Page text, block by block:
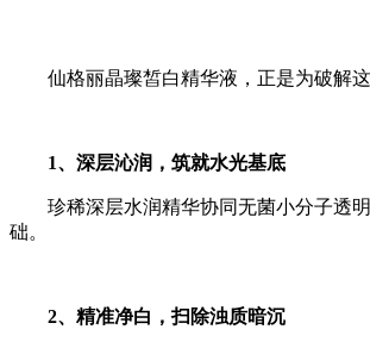
仙格丽晶璨皙白精华液，正是为破解
1、深层沁润，筑就水光基底
珍稀深层水润精华协同无菌小分子透
础。
2、精准净白，扫除浊质暗沉